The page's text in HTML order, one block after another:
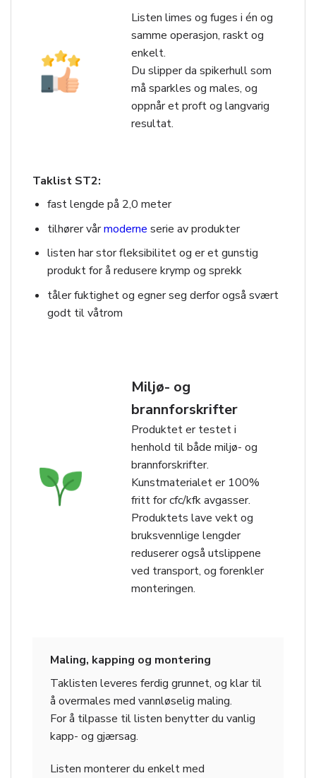
Listen limes og fuges i én og
samme operasjon, raskt og
enkelt.
Du slipper da spikerhull som
må sparkles og males, og
oppnår et proft og langvarig
resultat.
Taklist ST2:
fast lengde på 2,0 meter
tilhører vårmoderne serie av produkter
listen har stor fleksibilitet og er et gunstig
produkt for å redusere krymp og sprekk
tåler fuktighet og egner seg derfor også svært
godt til våtrom
Miljø- og
brannforskrifter
Produktet er testet i
henhold til både miljø- og
brannforskrifter.
Kunstmaterialet er 100%
fritt for cfc/kfk avgasser.
Produktets lave vekt og
bruksvennlige lengder
reduserer også utslippene
ved transport, og forenkler
monteringen.
Maling, kapping og montering
Taklisten leveres ferdig grunnet, og klar til
å overmales med vannløselig maling.
For å tilpasse til listen benytter du vanlig
kapp- og gjærsag.
Listen monterer du enkelt med